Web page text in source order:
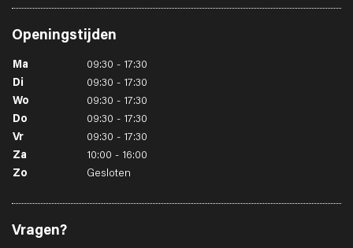
Openingstijden
Ma
09:30 - 17:30
Di
09:30 - 17:30
Wo
09:30 - 17:30
Do
09:30 - 17:30
Vr
09:30 - 17:30
Za
10:00 - 16:00
Zo
Gesloten
Vragen?